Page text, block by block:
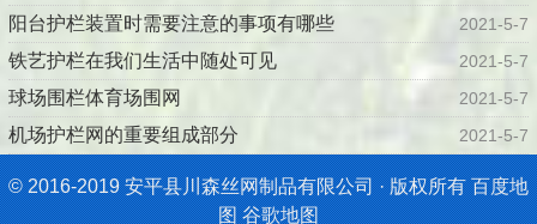
阳台护栏装置时需要注意的事项有哪些 2021-5-7
铁艺护栏在我们生活中随处可见 2021-5-7
球场围栏体育场围网 2021-5-7
机场护栏网的重要组成部分 2021-5-7
© 2016-2019 安平县川森丝网制品有限公司 · 版权所有百度地
图 谷歌地图